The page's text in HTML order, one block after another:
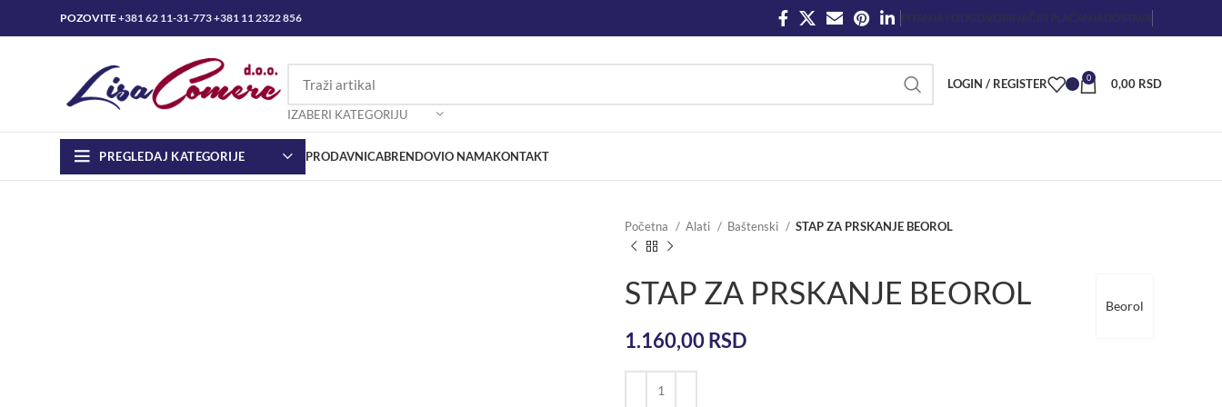
POZOVITE+381 62 11-31-773+381 11 2322 856 PITANJA I ODGOVORI NAČIN PLAĆANJADOSTAVA
IZABERI KATEGORIJU
LOGIN / REGISTER 0 0 0,00 RSD
PREGLEDAJ KATEGORIJE PRODAVNICABRENDOVIO NAMAKONTAKT
Početna Alati Baštenski STAP ZA PRSKANJE BEOROL
Beorol
STAP ZA PRSKANJE BEOROL
1.160,00RSD